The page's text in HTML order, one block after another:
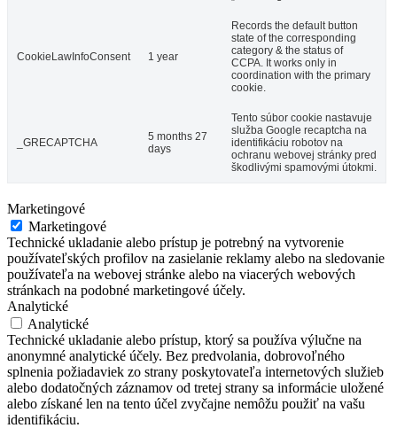
CookieLawInfoConsent 1 year
Records the default button
state of the corresponding
category & the status of
CCPA. It works only in
coordination with the primary
cookie.
_GRECAPTCHA
5 months 27
days
Tento súbor cookie nastavuje
služba Google recaptcha na
identifikáciu robotov na
ochranu webovej stránky pred
škodlivými spamovými útokmi.
Marketingové
Marketingové
Technické ukladanie alebo prístup je potrebný na vytvorenie
používateľských profilov na zasielanie reklamy alebo na sledovanie
používateľa na webovej stránke alebo na viacerých webových
stránkach na podobné marketingové účely.
Analytické
Analytické
Technické ukladanie alebo prístup, ktorý sa používa výlučne na
anonymné analytické účely. Bez predvolania, dobrovoľného
splnenia požiadaviek zo strany poskytovateľa internetových služieb
alebo dodatočných záznamov od tretej strany sa informácie uložené
alebo získané len na tento účel zvyčajne nemôžu použiť na vašu
identifikáciu.